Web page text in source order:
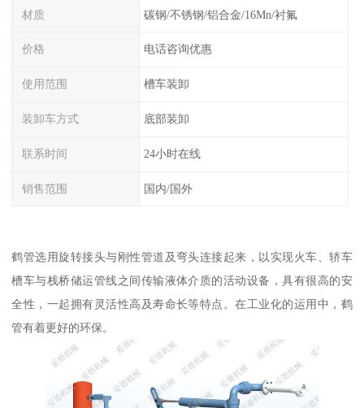
材质 碳钢/不锈钢/铝合金/16Mn/衬氟
价格 电话咨询优惠
使用范围 槽车装卸
装卸车方式 底部装卸
联系时间 24小时在线
销售范围 国内/国外
鹤管选用旋转接头与刚性管道及弯头连接起来，以实现火车、轿车
槽车与栈桥储运管线之间传输液体介质的活动设备，具有很高的安
全性，一起拥有灵活性高及寿命长等特点。在工业化的运用中，鹤
管有着更好的环保。